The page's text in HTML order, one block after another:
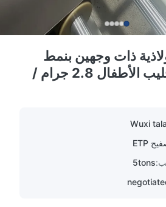
ذات وجهين بنمط
حجر T5 لعلب حليب الأطفال 2.8 جرام /